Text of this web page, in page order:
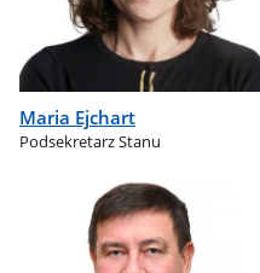
Maria Ejchart
Podsekretarz Stanu